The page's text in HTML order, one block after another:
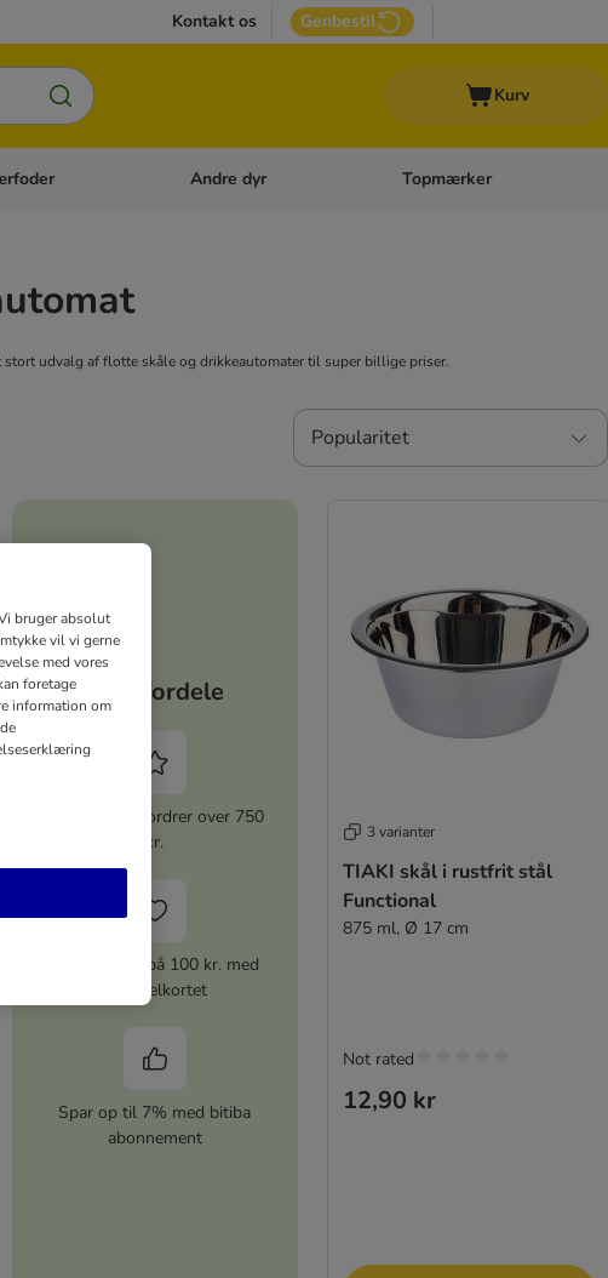
Kontakt os Genbestil
Kurv
menu: Kattetilbehør Åben kategori menu: Veterinærfoder
Andre dyr Åben kategori menu: Andre
Topmærker
udvalg af flotte skåle og drikkeautomater til super billige priser.
Popularitet
Dine fordele
5% rabat for ordrer over 750
kr.
Værdikupon på 100 kr. med
stempelkortet
Spar op til 7% med bitiba
abonnement
3 varianter
TIAKI skål i rustfrit stål
Functional
875 ml, Ø 17 cm
12,90 kr
Not rated
bruger absolut
vil vi gerne
med vores
foretage
information om